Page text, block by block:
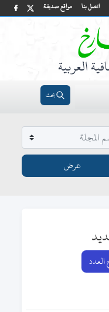
مواقع صديقة اتصل بنا
العربية
بحث